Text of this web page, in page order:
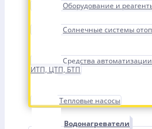
Оборудование и
Солнечные системы
Средства
ИТП, ЦТП, БТП
Тепловые насосы
Водонагреватели